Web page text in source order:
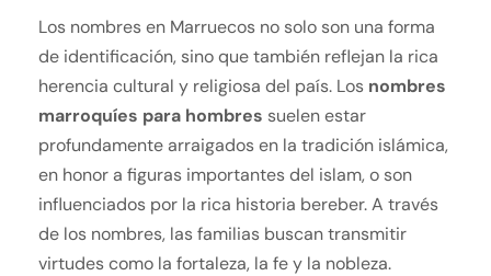
Los nombres en Marruecos no solo son una forma
de identificación, sino que también reflejan la rica
herencia cultural y religiosa del país. Los nombres
marroquíes para hombres suelen estar
profundamente arraigados en la tradición islámica,
en honor a figuras importantes del islam, o son
influenciados por la rica historia bereber. A través
de los nombres, las familias buscan transmitir
virtudes como la fortaleza, la fe y la nobleza.